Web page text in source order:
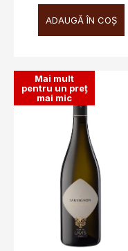
ADAUGĂ ÎN COŞ
Mai mult
pentru un preț
mai mic